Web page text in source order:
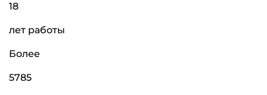
18
лет работы
Более
5785